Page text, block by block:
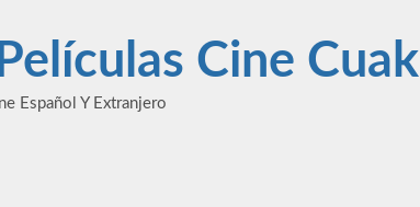
Cine Cuak
Español Y Extranjero